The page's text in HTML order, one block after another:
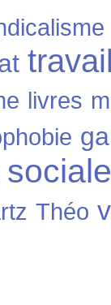
livres
sociale
Théo